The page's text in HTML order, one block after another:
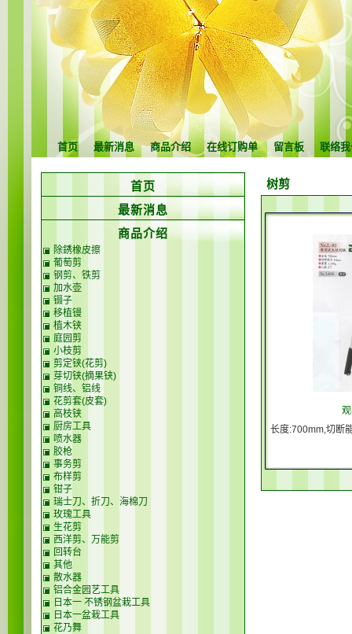
首页 最新消息 商品介绍 在线订购单 留言板 联络
树剪
长度:700mm,切断
首页
最新消息
商品介绍
除銹橡皮擦
葡萄剪
钢剪、铁剪
加水壶
镊子
移植镘
植木铗
庭园剪
小枝剪
剪定铗(花剪)
芽切铗(摘果铗)
铜线、铝线
花剪套(皮套)
高枝铗
厨房工具
喷水器
胶枪
事务剪
布样剪
钳子
瑞士刀、折刀、海棉刀
玫瑰工具
生花剪
西洋剪、万能剪
回转台
其他
散水器
铝合金园艺工具
日本一 不锈钢盆栽工具
日本一盆栽工具
花乃舞